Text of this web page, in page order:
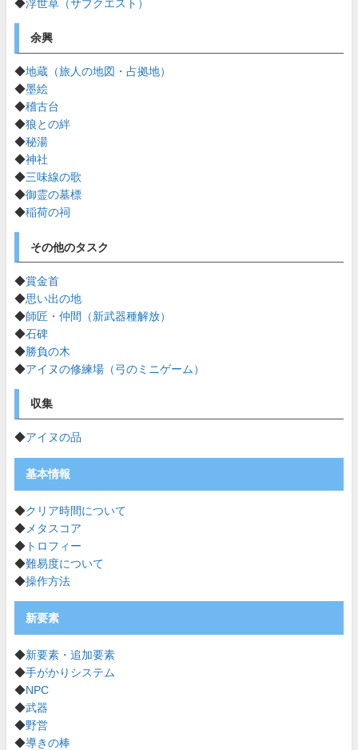
◆浮世草（サブクエスト）
余興
◆地蔵（旅人の地図・占拠地）
◆墨絵
◆稽古台
◆狼との絆
◆秘湯
◆神社
◆三味線の歌
◆御霊の墓標
◆稲荷の祠
その他のタスク
◆賞金首
◆思い出の地
◆師匠・仲間（新武器種解放）
◆石碑
◆勝負の木
◆アイヌの修練場（弓のミニゲーム）
収集
◆アイヌの品
基本情報
◆クリア時間について
◆ メタスコア
◆ トロフィー
◆難易度について
◆操作方法
新要素
◆新要素・追加要素
◆手がかりシステム
◆NPC
◆武器
◆野営
◆導きの棒